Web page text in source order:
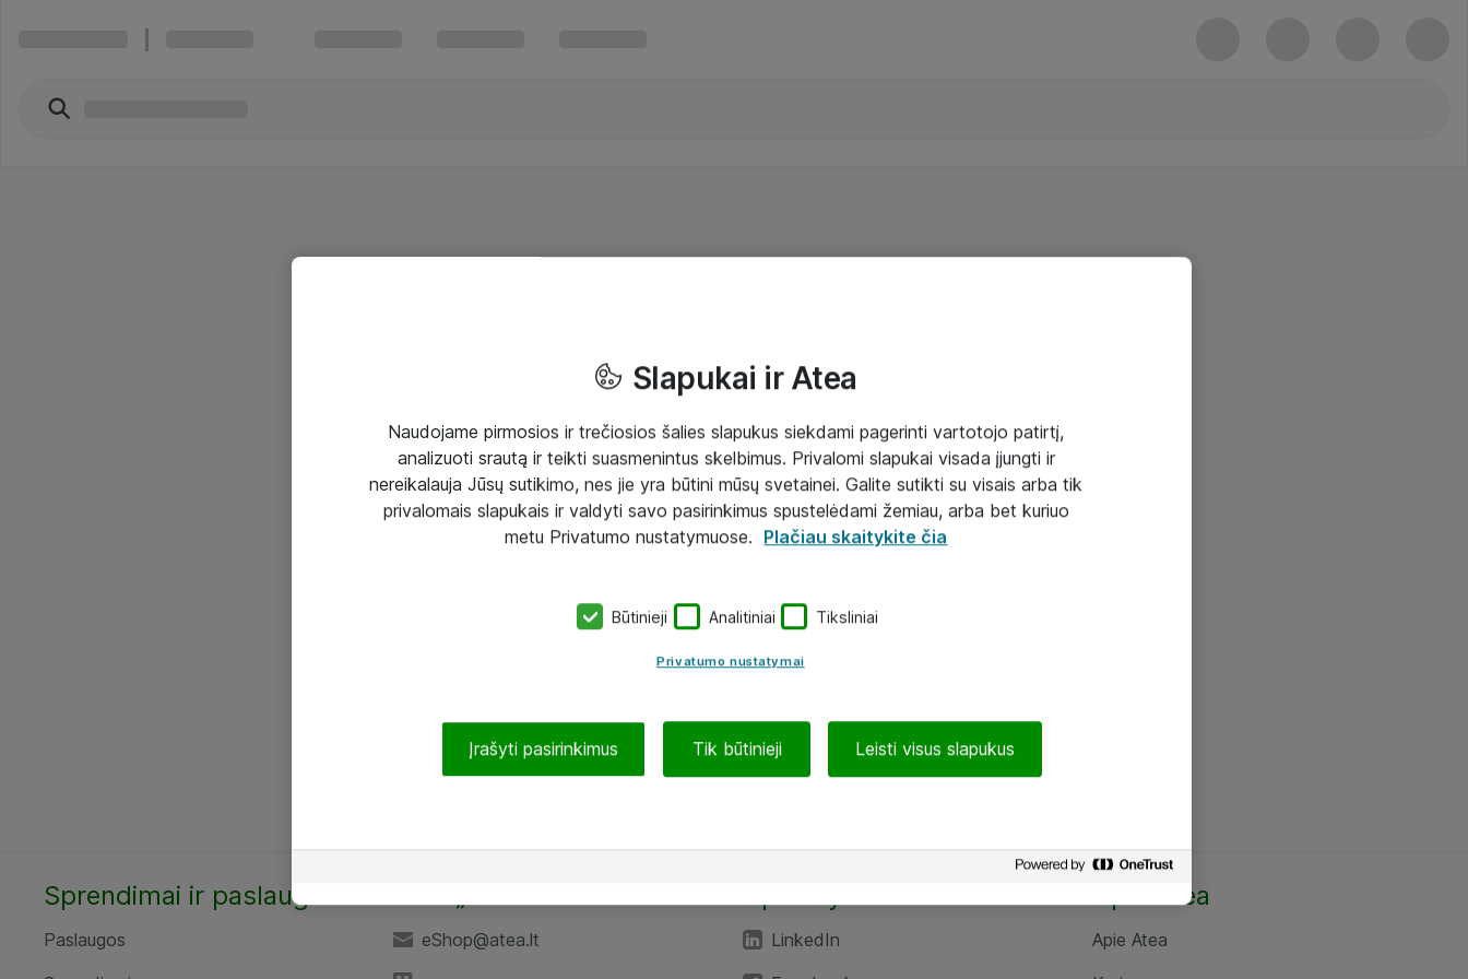
Sprendimai ir paslaugos
Paslaugos
eShop@atea.lt
LinkedIn
Apie Atea
Apie Atea
Slapukai ir Atea
Naudojame pirmosios ir trečiosios šalies slapukus siekdami pagerinti vartotojo patirtį,
analizuoti srautą ir teikti suasmenintus skelbimus. Privalomi slapukai visada įjungti ir
nereikalauja Jūsų sutikimo, nes jie yra būtini mūsų svetainei. Galite sutikti su visais arba tik
privalomais slapukais ir valdyti savo pasirinkimus spustelėdami žemiau, arba bet kuriuo
metu Privatumo nustatymuose. Plačiau skaitykite čia
Būtinieji Analitiniai Tiksliniai
Privatumo nustatymai
Įrašyti pasirinkimus Tik būtinieji Leisti visus slapukus